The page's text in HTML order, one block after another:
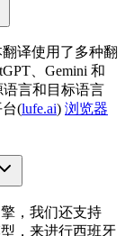
译使用了多种翻
、Gemini 和
语言和目标语言
(lufe.ai) 浏览器
擎，我们还支持
，来进行西班牙